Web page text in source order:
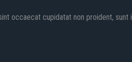
occaecat cupidatat non proident,